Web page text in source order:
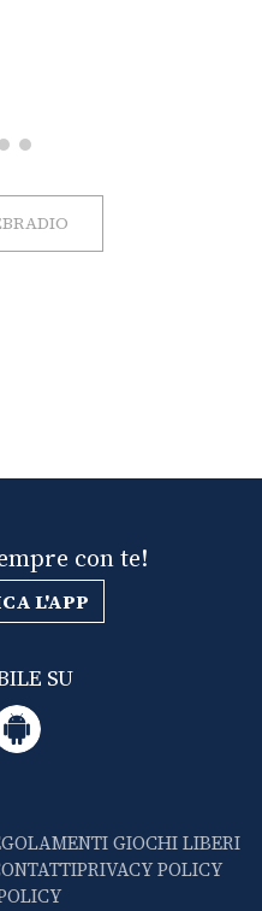
con te!
L'APP
SU
GIOCHI LIBERI
PRIVACY POLICY